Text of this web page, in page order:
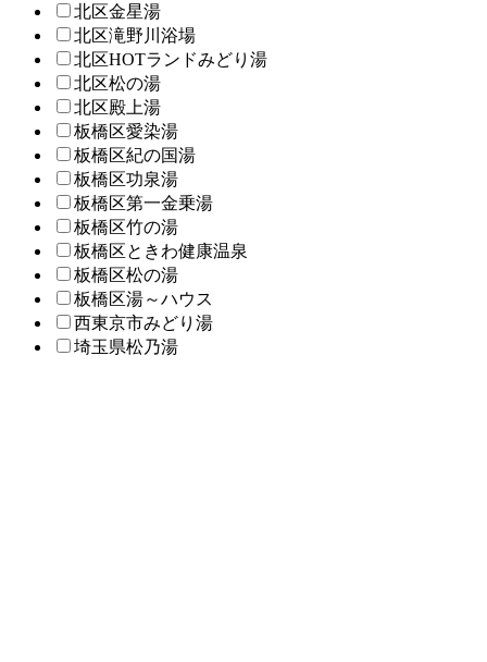
北区金星湯
北区滝野川浴場
北区HOTランドみどり湯
北区松の湯
北区殿上湯
板橋区愛染湯
板橋区紀の国湯
板橋区功泉湯
板橋区第一金乗湯
板橋区竹の湯
板橋区ときわ健康温泉
板橋区松の湯
板橋区湯～ハウス
西東京市みどり湯
埼玉県松乃湯